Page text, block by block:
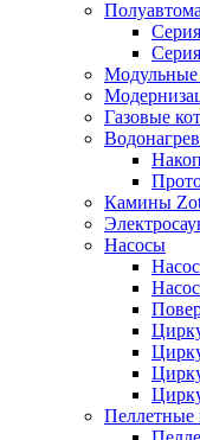
Модульные
Газовые
Камины
Насосы
Пеллетные